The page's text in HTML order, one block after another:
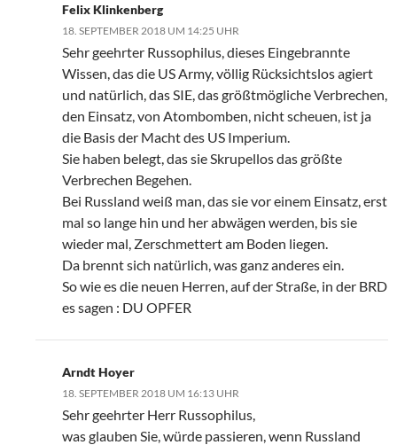
Felix Klinkenberg
18. SEPTEMBER 2018 UM 14:25 UHR
Sehr geehrter Russophilus, dieses Eingebrannte
Wissen, das die US Army, völlig Rücksichtslos agiert
und natürlich, das SIE, das größtmögliche Verbrechen,
den Einsatz, von Atombomben, nicht scheuen, ist ja
die Basis der Macht des US Imperium.
Sie haben belegt, das sie Skrupellos das größte
Verbrechen Begehen.
Bei Russland weiß man, das sie vor einem Einsatz, erst
mal so lange hin und her abwägen werden, bis sie
wieder mal, Zerschmettert am Boden liegen.
Da brennt sich natürlich, was ganz anderes ein.
So wie es die neuen Herren, auf der Straße, in der BRD
es sagen : DU OPFER
Arndt Hoyer
18. SEPTEMBER 2018 UM 16:13 UHR
Sehr geehrter Herr Russophilus,
was glauben Sie, würde passieren, wenn Russland